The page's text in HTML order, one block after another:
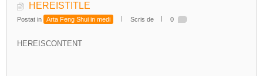
HEREISTITLE
Postat in Arta Feng Shui in medi Scris de 0
HEREISCONTENT